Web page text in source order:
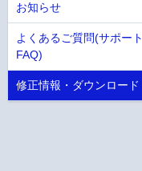
お知らせ
よくあるご質問(サポート
FAQ)
修正情報・ダウンロード